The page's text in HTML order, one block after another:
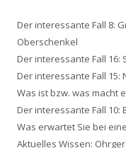
n
n
a
c
h
:
Der interessante Fall 8:
Oberschenkel
Der interessante Fall 16:
Der interessante Fall 15:
Was ist bzw. was macht
Der interessante Fall 10:
Was erwartet Sie bei
Aktuelles Wissen: